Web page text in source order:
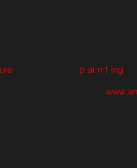
p ai n t ing